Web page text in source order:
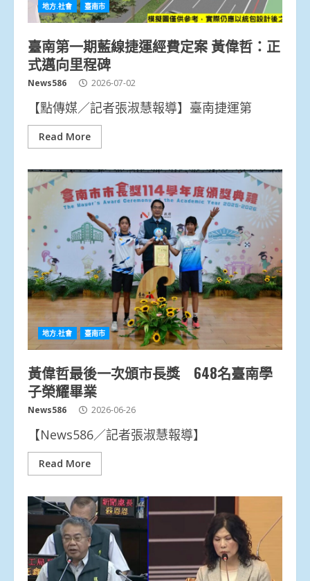
地方.社會 臺南市
臺南第一期藍線捷運經費定案 黃偉哲：正
式邁向里程碑
News586 2026-07-02
【點傳媒／記者張淑慧報導】臺南捷運第
Read More
地方.社會 臺南市
黃偉哲最後一次頒市長獎 648名臺南學
子榮耀畢業
News586 2026-06-26
【News586／記者張淑慧報導】
Read More